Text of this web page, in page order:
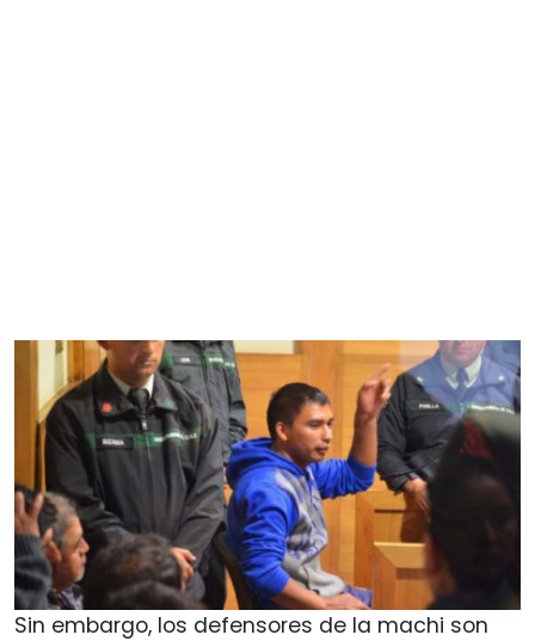
Sin embargo, los defensores de la machi son